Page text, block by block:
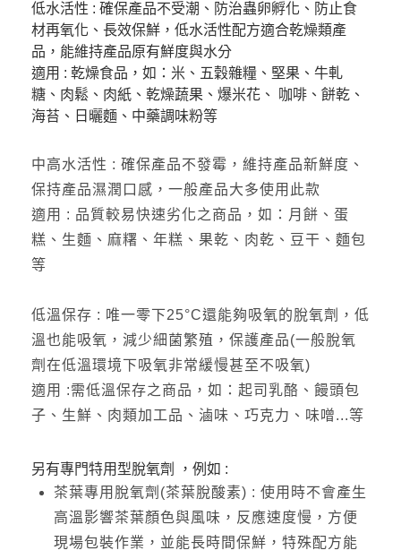
低水活性 : 確保產品不受潮、防治蟲卵孵化、防止食
材再氧化、長效保鮮，低水活性配方適合乾燥類產
品，能維持產品原有鮮度與水分
適用 : 乾燥食品，如：米、五穀雜糧、堅果、牛軋
糖、肉鬆、肉紙、乾燥蔬果、爆米花、 咖啡、餅乾、
海苔、日曬麵、中藥調味粉等
中高水活性 : 確保產品不發霉，維持產品新鮮度、
保持產品濕潤口感，一般產品大多使用此款
適用 : 品質較易快速劣化之商品，如：月餅、蛋
糕、生麵、麻糬、年糕、果乾、肉乾、豆干、麵包
等
低溫保存 : 唯一零下25°C還能夠吸氧的脫氧劑，低
溫也能吸氧，減少細菌繁殖，保護產品(一般脫氧
劑在低溫環境下吸氧非常緩慢甚至不吸氧)
適用 :需低溫保存之商品，如：起司乳酪、饅頭包
子、生鮮、肉類加工品、滷味、巧克力、味噌...等
另有專門特用型脫氧劑 ，例如 :
茶葉專用脫氧劑(茶葉脫酸素) : 使用時不會產生
高溫影響茶葉顏色與風味，反應速度慢，方便
現場包裝作業，並能長時間保鮮，特殊配方能